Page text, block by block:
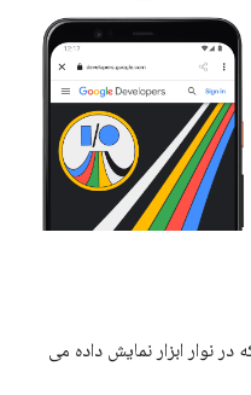
نوار ابزار نمایش داده می